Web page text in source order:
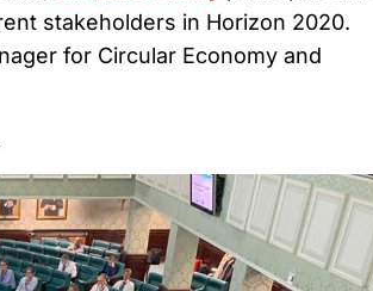
stakeholders in Horizon 2020.
for Circular Economy and